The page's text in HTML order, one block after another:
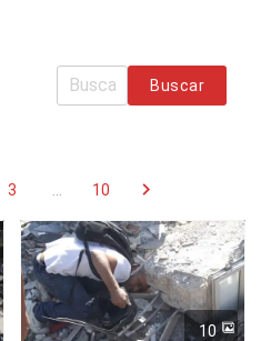
Buscar
3 10 chevron_right
10